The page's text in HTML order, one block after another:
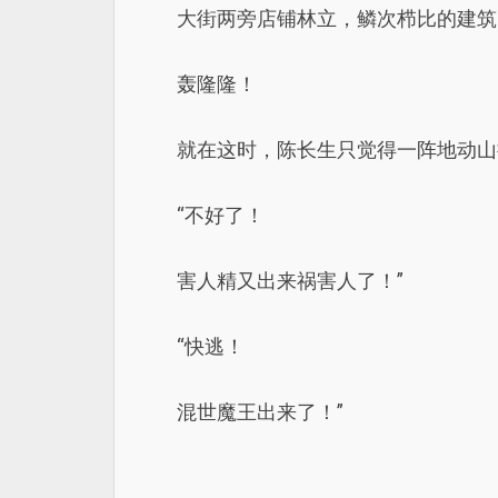
大街两旁店铺林立，鳞次栉比的建
轰隆隆！
就在这时，陈长生只觉得一阵地动
“不好了！
害人精又出来祸害人了！”
“快逃！
混世魔王出来了！”